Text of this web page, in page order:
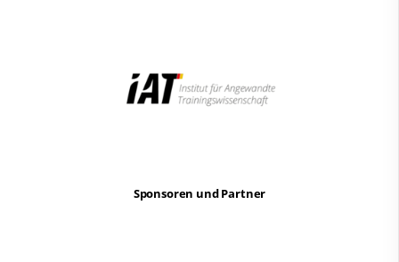
Sponsoren und Partner